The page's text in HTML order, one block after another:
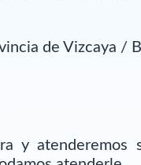
de Vizcaya /
y atenderemos